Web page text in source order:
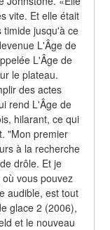
vite. Et elle était
timide jusqu'à ce
L'Âge de
L'Âge de
le plateau.
des actes
rend L'Âge de
hilarant, ce qui
"Mon premier
à la recherche
drôle. Et je
vous pouvez
audible, est tout
glace 2 (2006),
et le nouveau